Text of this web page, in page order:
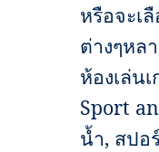
หรือจะเ
ต่างๆหล
ห้องเล่นเ
Sport
น้ำ, สปอ